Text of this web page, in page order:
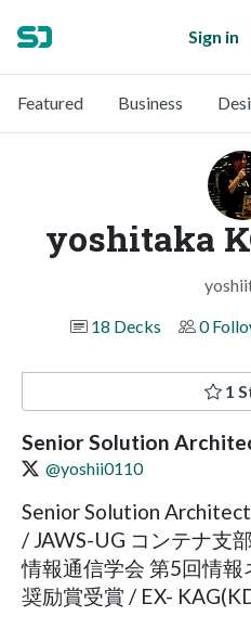
Sign in
Featured Business
yoshitaka
18 Decks
0
1
Senior Solution
@yoshii0110
Senior Solution Architect
/ JAWS-UG コンテナ支
情報通信学会 第5回情
奨励賞受賞 / EX-